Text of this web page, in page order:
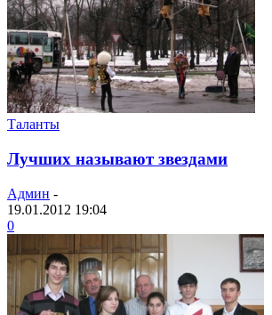
Таланты
Лучших называют звездами
Админ -
19.01.2012 19:04
0